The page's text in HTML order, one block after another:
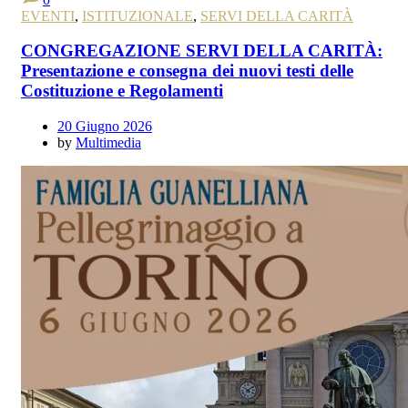
EVENTI, ISTITUZIONALE, SERVI DELLA CARITÀ
CONGREGAZIONE SERVI DELLA CARITÀ:
Presentazione e consegna dei nuovi testi delle
Costituzione e Regolamenti
20 Giugno 2026
by Multimedia